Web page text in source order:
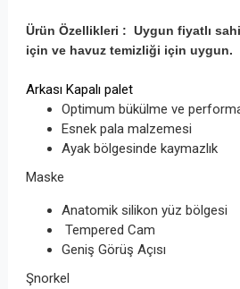
Ürün Özellikleri : Uygun fiyatlı
için ve havuz temizliği için uygun.
Arkası Kapalı palet
Optimum bükülme ve
Esnek pala malzemesi
Ayak bölgesinde kaymazlık
Maske
Anatomik silikon yüz bölgesi
Tempered Cam
Geniş Görüş Açısı
Şnorkel